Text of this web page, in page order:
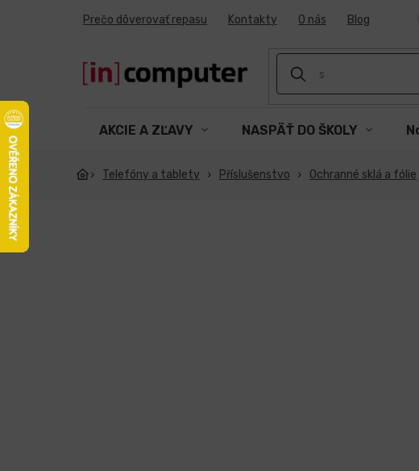
Prečo dôverovať repasu Kontakty O nás Blog
AKCIE A ZĽAVY NASPÄŤ DO ŠKOLY
Telefóny a tablety Příslušenstvo Ochranné sklá a fólie